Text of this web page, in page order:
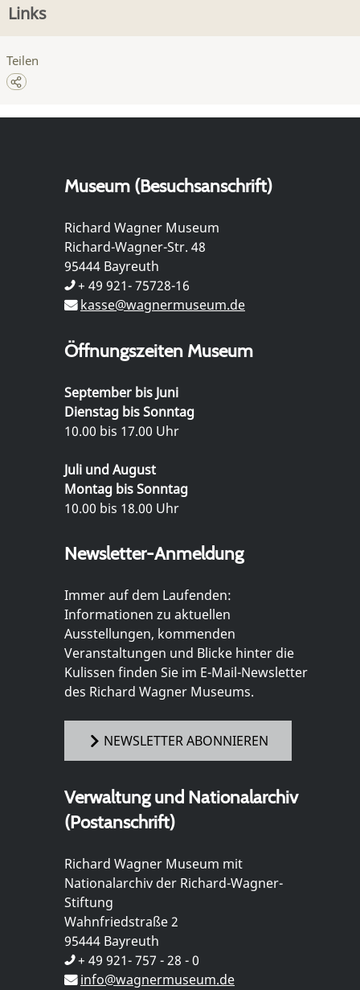
Links
Teilen
Museum (Besuchsanschrift)
Richard Wagner Museum
Richard-Wagner-Str. 48
95444 Bayreuth
+ 49 921- 75728-16
kasse@wagnermuseum.de
Öffnungszeiten Museum
September bis Juni
Dienstag bis Sonntag
10.00 bis 17.00 Uhr
Juli und August
Montag bis Sonntag
10.00 bis 18.00 Uhr
Newsletter-Anmeldung
Immer auf dem Laufenden:
Informationen zu aktuellen
Ausstellungen, kommenden
Veranstaltungen und Blicke hinter die
Kulissen finden Sie im E-Mail-Newsletter
des Richard Wagner Museums.
NEWSLETTER ABONNIEREN
Verwaltung und Nationalarchiv
(Postanschrift)
Richard Wagner Museum mit
Nationalarchiv der Richard-Wagner-
Stiftung
Wahnfriedstraße 2
95444 Bayreuth
+ 49 921- 757 - 28 - 0
info@wagnermuseum.de